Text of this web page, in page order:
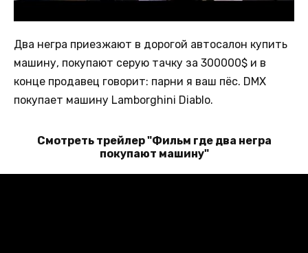
Два негра приезжают в дорогой автосалон купить
машину, покупают серую тачку за 300000$ и в
конце продавец говорит: парни я ваш пёс. DMX
покупает машину Lamborghini Diablo.
Смотреть трейлер "Фильм где два негра
покупают машину"